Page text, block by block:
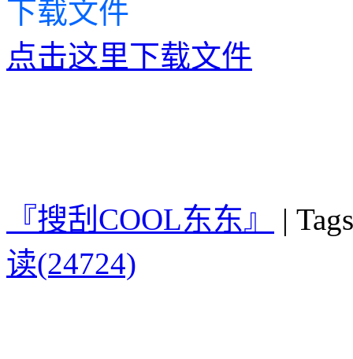
下载文件
点击这里下载文件
『搜刮COOL东东』 |
读(24724)